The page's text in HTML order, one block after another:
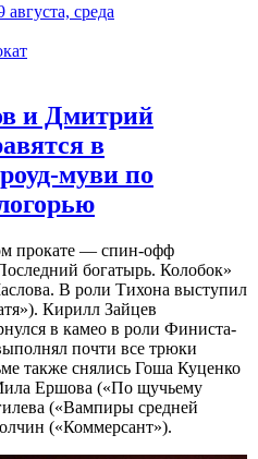
августа, среда
и Дмитрий
в
муви по
прокате — спин-офф
богатырь. Колобок»
В роли Тихона выступил
Кирилл Зайцев
в камео в роли Финиста-
почти все трюки
также снялись Гоша Куценко
Ершова («По щучьему
(«Вампиры средней
(«Коммерсант»).